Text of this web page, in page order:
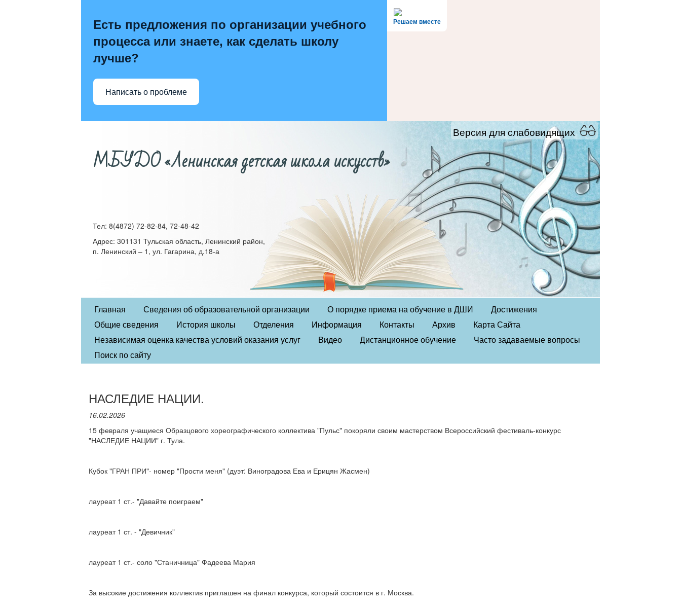
Решаем вместе
Есть предложения по организации учебного
процесса или знаете, как сделать школу
лучше?
Написать о проблеме
Версия для слабовидящих
МБУДО «Ленинская детская школа искусств»
Тел: 8(4872) 72-82-84, 72-48-42
Адрес: 301131 Тульская область, Ленинский район,
п. Ленинский – 1, ул. Гагарина, д.18-а
Главная Сведения об образовательной организации О порядке приема на обучение в ДШИ
Достижения
Общие сведения
История школы Отделения Информация Контакты Архив
Карта Сайта
Независимая оценка качества условий оказания услуг
Видео Дистанционное обучение
Часто задаваемые вопросы
Поиск по сайту
НАСЛЕДИЕ НАЦИИ.
16.02.2026
15 февраля учащиеся Образцового хореографического коллектива "Пульс" покоряли своим мастерством Всероссийский фестиваль-конкурс
"НАСЛЕДИЕ НАЦИИ" г. Тула.
Кубок "ГРАН ПРИ"- номер "Прости меня" (дуэт: Виноградова Ева и Ерицян Жасмен)
лауреат 1 ст.- "Давайте поиграем"
лауреат 1 ст. - "Девичник"
лауреат 1 ст.- соло "Станичница" Фадеева Мария
За высокие достижения коллектив приглашен на финал конкурса, который состоится в г. Москва.